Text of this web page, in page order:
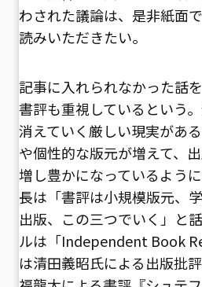
わされた議論は、是非紙面
読みいただきたい。
記事に入れられなかった話
書評も重視しているという
消えていく厳しい現実があ
や個性的な版元が増えて、
増し豊かになっているよう
長は「書評は小規模版元、
出版、この三つでいく」と
ルは「Independent Book
は清田義昭氏による出版批